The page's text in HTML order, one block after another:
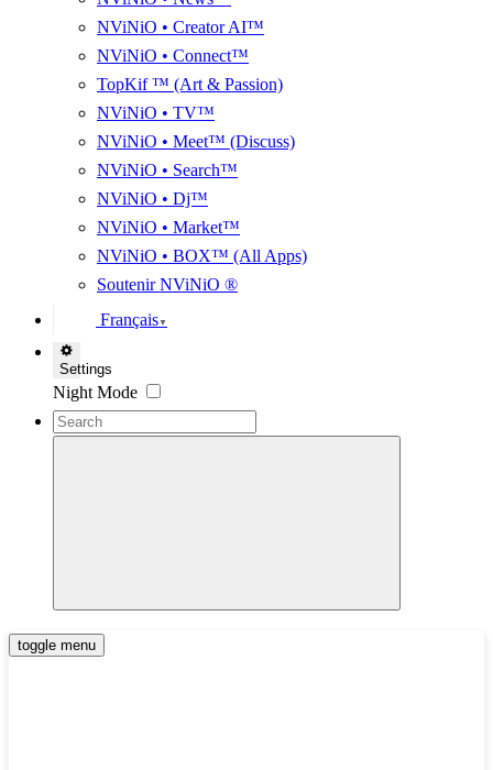
NViNiO • Creator AI™
NViNiO • Connect™
TopKif ™ (Art & Passion)
NViNiO • TV™
NViNiO • Meet™ (Discuss)
NViNiO • Search™
NViNiO • Dj™
NViNiO • Market™
NViNiO • BOX™ (All Apps)
Soutenir NViNiO ®
Français ▼
Settings
Night Mode
toggle menu